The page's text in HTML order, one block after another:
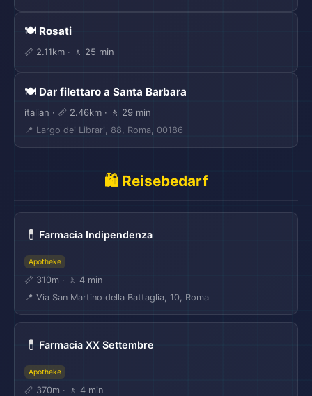
🍽️ Rosati
📏 2.11km · 🚶 25 min
🍽️ Dar filettaro a Santa Barbara
italian · 📏 2.46km · 🚶 29 min
📍 Largo dei Librari, 88, Roma, 00186
🛍️ Reisebedarf
💊 Farmacia Indipendenza
Apotheke
📏 310m · 🚶 4 min
📍 Via San Martino della Battaglia, 10, Roma
💊 Farmacia XX Settembre
Apotheke
📏 370m · 🚶 4 min